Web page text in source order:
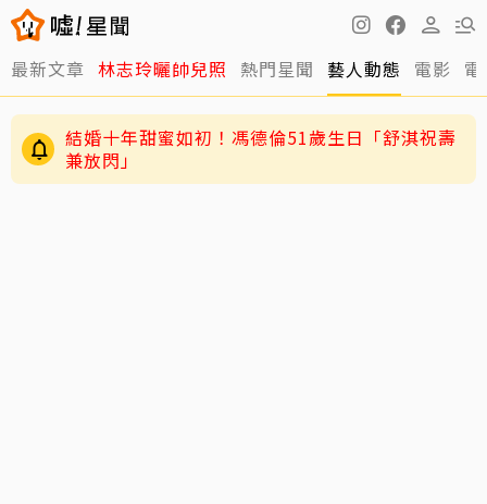
最新文章 林志玲曬帥兒照 熱門星聞 藝人動態 電影
結婚十年甜蜜如初！馮德倫51歲生日「舒淇祝壽
兼放閃」